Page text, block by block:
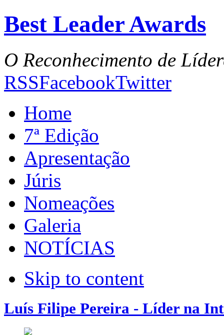
Best Leader Awards
O Reconhecimento de
RSSFacebookTwitter
Home
7ª Edição
Apresentação
Júris
Nomeações
Galeria
NOTÍCIAS
Skip to content
Luís Filipe Pereira - Líder na